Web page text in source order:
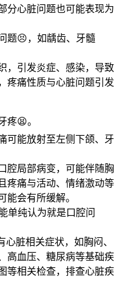
分心脏问题也可能表现为
题😣，如龋齿、牙髓
，引发炎症、感染，导致
疼痛性质与心脏问题引发
疼😫。
可能放射至左侧下颌、牙
腔局部病变，可能伴随胸
疼痛与活动、情绪激动等
能会有所缓解。
单纯认为就是口腔问
脏相关症状，如胸闷、
高血压、糖尿病等基础疾
等相关检查，排查心脏疾